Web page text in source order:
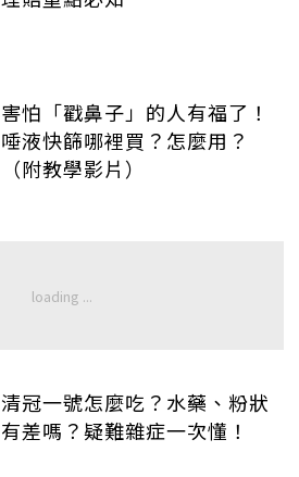
害怕「戳鼻子」的人有福了！
唾液快篩哪裡買？怎麼用？
（附教學影片）
清冠一號怎麼吃？水藥、粉狀
有差嗎？疑難雜症一次懂！